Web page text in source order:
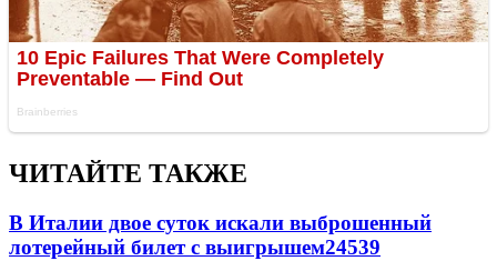
ЧИТАЙТЕ ТАКЖЕ
В Италии двое суток искали выброшенный
лотерейный билет с выигрышем24539